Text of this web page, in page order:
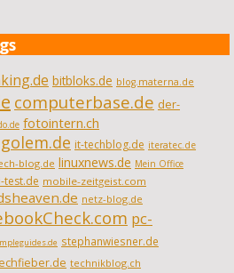
bitbloks.de blog.materna.de
computerbase.de der-
fotointern.ch
golem.de it-techblog.de iteratec.de
blog.de linuxnews.de Mein Office
test.de mobile-zeitgeist.com
netz-blog.de
pc-
stephanwiesner.de
technikblog.ch